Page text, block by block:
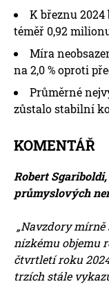
K březnu 2024
téměř 0,92
Míra
na 2,0 % oproti
Průměrné
zůstalo stabilní
KOMENTÁŘ
Robert
průmyslových
„Navzdory
nízkému objemu
čtvrtletí roku
trzích stále